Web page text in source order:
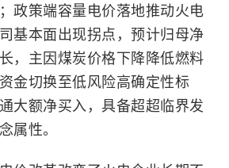
政策端容量电价落地推动火电
基本面出现拐点，预计归母净
，主因煤炭价格下降降低燃料
金切换至低风险高确定性标
大额净买入，具备超超临界发
属性。